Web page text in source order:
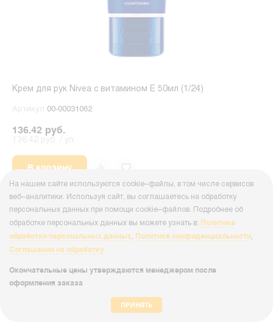
Крем для рук Nivea с витамином Е 50мл (1/24)
Артикул 00-00031062
136.42 руб.
В корзину
На нашем сайте используются cookie–файлы, в том числе сервисов
веб–аналитики. Используя сайт, вы соглашаетесь на обработку
персональных данных при помощи cookie–файлов. Подробнее об
обработке персональных данных вы можете узнать в: Политике
обработки персональных данных, Политике конфиденциальности,
Соглашении на обработку
Окончательные цены утверждаются менеджером после
оформления заказа
ПРИНЯТЬ